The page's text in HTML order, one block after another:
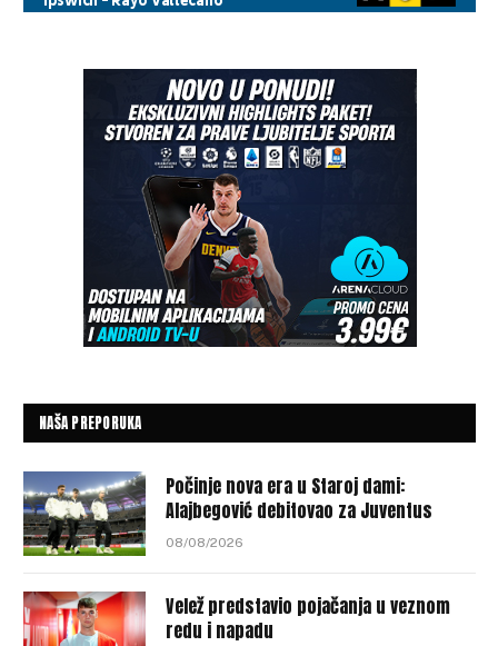
NAŠA PREPORUKA
Počinje nova era u Staroj dami:
Alajbegović debitovao za Juventus
08/08/2026
Velež predstavio pojačanja u veznom
redu i napadu